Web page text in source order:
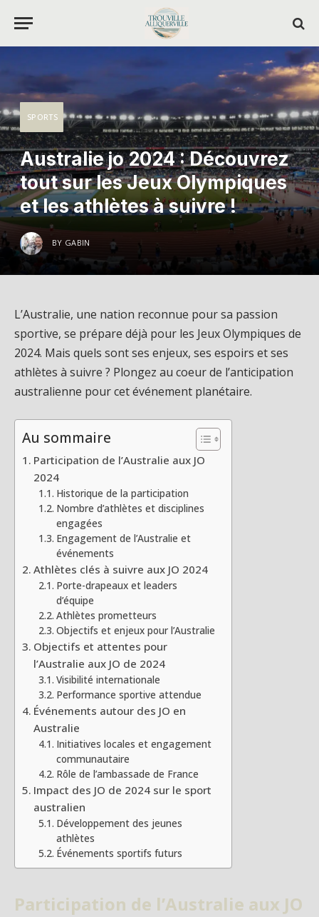
SPORTS
Australie jo 2024 : Découvrez
tout sur les Jeux Olympiques
et les athlètes à suivre !
BY GABIN
L’Australie, une nation reconnue pour sa passion
sportive, se prépare déjà pour les Jeux Olympiques de
2024. Mais quels sont ses enjeux, ses espoirs et ses
athlètes à suivre ? Plongez au coeur de l’anticipation
australienne pour cet événement planétaire.
Au sommaire
Participation de l’Australie aux JO
2024
Historique de la participation
Nombre d’athlètes et disciplines
engagées
Engagement de l’Australie et
événements
Athlètes clés à suivre aux JO 2024
Porte-drapeaux et leaders
d’équipe
Athlètes prometteurs
Objectifs et enjeux pour l’Australie
Objectifs et attentes pour
l’Australie aux JO de 2024
Visibilité internationale
Performance sportive attendue
Événements autour des JO en
Australie
Initiatives locales et engagement
communautaire
Rôle de l’ambassade de France
Impact des JO de 2024 sur le sport
australien
Développement des jeunes
athlètes
Événements sportifs futurs
Participation de l’Australie aux JO